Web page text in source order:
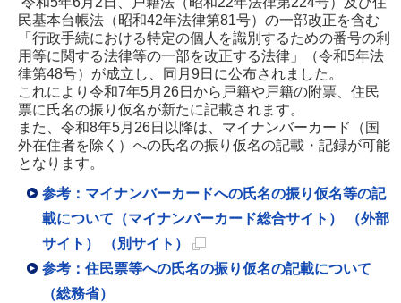
民基本台帳法（昭和42年法律第81号）の一部改正を含む
「行政手続における特定の個人を識別するための番号の利
用等に関する法律等の一部を改正する法律」（令和5年法
律第48号）が成立し、同月9日に公布されました。
これにより令和7年5月26日から戸籍や戸籍の附票、住民
票に氏名の振り仮名が新たに記載されます。
また、令和8年5月26日以降は、マイナンバーカード（国
外在住者を除く）への氏名の振り仮名の記載・記録が可能
となります。
参考：マイナンバーカードへの氏名の振り仮名等の記
載について（マイナンバーカード総合サイト） （外部
サイト） （別サイト）
新
参考：住民票等への氏名の振り仮名の記載について
（総務省）